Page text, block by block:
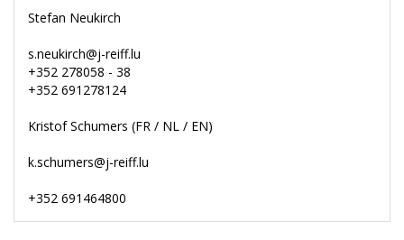
Stefan Neukirch
s.neukirch@j-reiff.lu
+352 278058 - 38
+352 691278124
Kristof Schumers (FR / NL / EN)
k.schumers@j-reiff.lu
+352 691464800